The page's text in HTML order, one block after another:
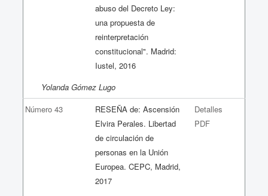
abuso del Decreto Ley:
una propuesta de
reinterpretación
constitucional". Madrid:
Iustel, 2016
Yolanda Gómez Lugo
Número 43
RESEÑA de: Ascensión
Elvira Perales. Libertad
de circulación de
personas en la Unión
Europea. CEPC, Madrid,
2017
Detalles
PDF